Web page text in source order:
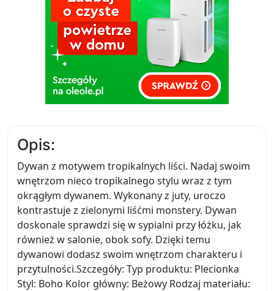
Opis:
Dywan z motywem tropikalnych liści. Nadaj swoim
wnętrzom nieco tropikalnego stylu wraz z tym
okrągłym dywanem. Wykonany z juty, uroczo
kontrastuje z zielonymi liśćmi monstery. Dywan
doskonale sprawdzi się w sypialni przy łóżku, jak
również w salonie, obok sofy. Dzięki temu
dywanowi dodasz swoim wnętrzom charakteru i
przytulności.Szczegóły: Typ produktu: Plecionka
Styl: Boho Kolor główny: Beżowy Rodzaj materiału: